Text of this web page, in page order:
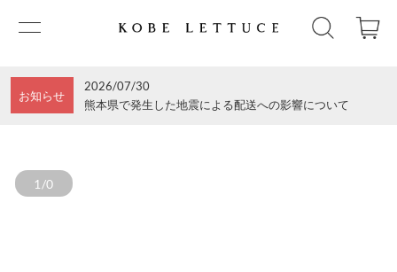
お知らせ
2026/07/30
熊本県で発生した地震による配送への影響について
1/0